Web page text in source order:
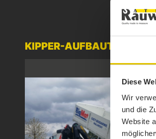
Diese
Wir
und die
Website
KIPPER-AUFBAUTEN